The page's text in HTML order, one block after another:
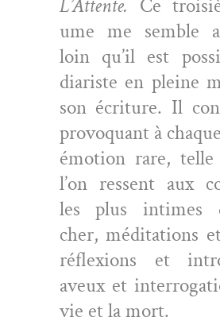
L’At­tente. Ce
ume me sem­ble
loin qu’il est
diariste en pleine
son écri­t­ure. Il
provo­quant à
émo­tion rare,
l’on ressent aux
les plus intimes
cher, médi­ta­tions
réflex­ions et
aveux et
vie et la mort.